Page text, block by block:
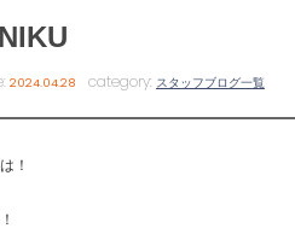
2024.04.28 category: スタッフブログ一覧
！